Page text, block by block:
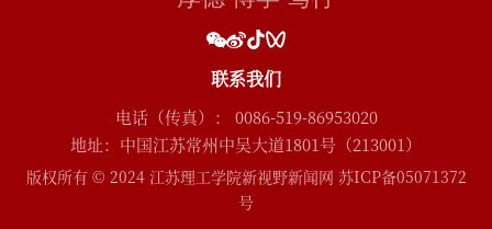
联系我们
电话（传真）： 0086-519-86953020
地址：中国江苏常州中吴大道1801号（213001）
版权所有 © 2024 江苏理工学院新视野新闻网 苏ICP备05071372
号